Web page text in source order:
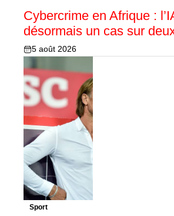
Cybercrime en Afrique :
désormais un cas sur
5 août 2026
Sport